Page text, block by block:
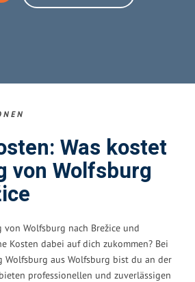
Was kostet
von Wolfsburg
von Wolfsburg nach Brežice und
Kosten dabei auf dich zukommen? Bei
Wolfsburg aus Wolfsburg bist du an der
professionellen und zuverlässigen